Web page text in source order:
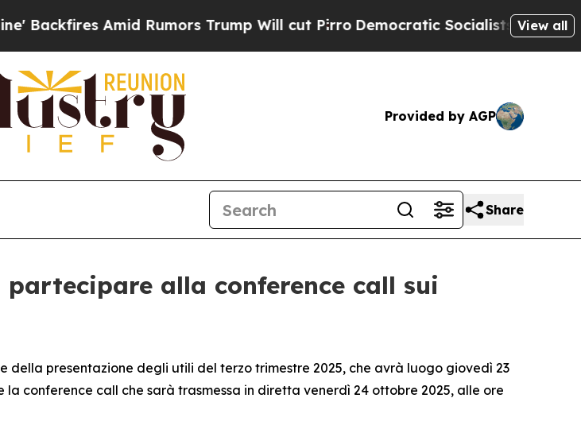
Amid Rumors Trump Will cut PirroDemocratic Socialists of AmericaView all
Provided by AGP
Share
alla conference call sui
della presentazione degli utili del terzo trimestre 2025, che avrà luogo giovedì 23
conference call che sarà trasmessa in diretta venerdì 24 ottobre 2025, alle ore